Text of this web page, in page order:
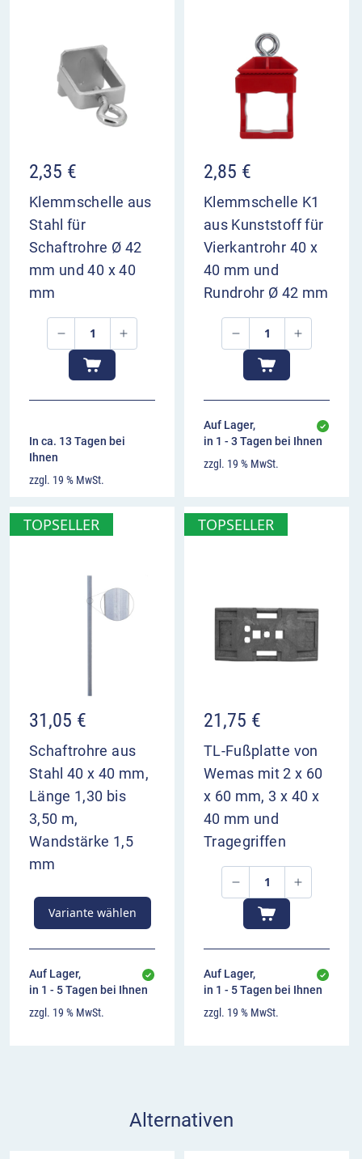
zur Umleitungsstrecke hier links abbiegen
Anbringung an Knotenpunkten der
Umleitungsstrecke
Einsatz als Vorwegweiser oder Wegweiser
2,35 €
Klemmschelle aus
Stahl für
Schaftrohre Ø 42
mm und 40 x 40
mm
In ca. 13 Tagen bei
Ihnen
zzgl. 19 % MwSt.
2,85 €
Klemmschelle K1
aus Kunststoff für
Vierkantrohr 40 x
40 mm und
Rundrohr Ø 42 mm
Auf Lager,
in 1 - 3 Tagen bei Ihnen
zzgl. 19 % MwSt.
TOPSELLER
31,05 €
Schaftrohre aus
Stahl 40 x 40 mm,
Länge 1,30 bis
3,50 m,
Wandstärke 1,5
mm
Variante wählen
Auf Lager,
in 1 - 5 Tagen bei Ihnen
zzgl. 19 % MwSt.
TOPSELLER
21,75 €
TL-Fußplatte von
Wemas mit 2 x 60
x 60 mm, 3 x 40 x
40 mm und
Tragegriffen
Auf Lager,
in 1 - 5 Tagen bei Ihnen
zzgl. 19 % MwSt.
Alternativen